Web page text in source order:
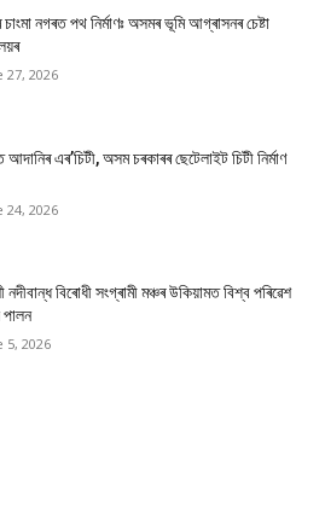
চাংমা নগৰত পথ নিৰ্মাণঃ অসমৰ ভূমি আগ্ৰাসনৰ চেষ্টা
27, 2026
আদানিৰ এৰ’চিটী, অসম চৰকাৰৰ ছেটেলাইট চিটী নিৰ্মাণ
24, 2026
নদীবান্ধ বিৰোধী সংগ্ৰামী মঞ্চৰ উকিয়ামত বিশ্ব পৰিৱেশ
পালন
5, 2026